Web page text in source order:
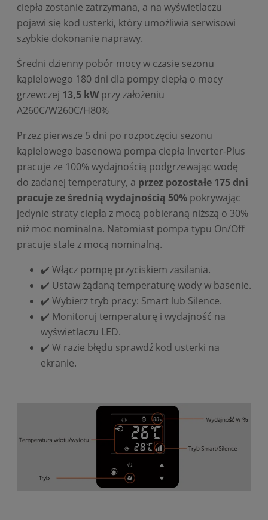
ciepła zostanie zatrzymana, a na wyświetlaczu
pojawi się kod usterki, który umożliwia serwisowi
szybkie dokonanie naprawy.
Średni dzienny pobór mocy w czasie sezonu
kąpielowego 180 dni dla pompy ciepłą o mocy
grzewczej 13,5 kWprzy założeniu
A260C/W260C/H80%
Przez pierwsze 5 dni po rozpoczęciu sezonu
kąpielowego basenowa pompa ciepła Inverter-Plus
pracuje ze 100% wydajnością podgrzewając wodę
do zadanej temperatury, a przez pozostałe 175 dni
pracuje ze średnią wydajnością 50% pokrywając
jedynie straty ciepła z mocą pobieraną niższą o 30%
niż moc nominalna. Natomiast pompa typu On/Off
pracuje stale z mocą nominalną.
✔️ Włącz pompę przyciskiem zasilania.
✔️ Ustaw żądaną temperaturę wody w basenie.
✔️ Wybierz tryb pracy: Smart lub Silence.
✔️ Monitoruj temperaturę i wydajność na
wyświetlaczu LED.
✔️ W razie błędu sprawdź kod usterki na
ekranie.